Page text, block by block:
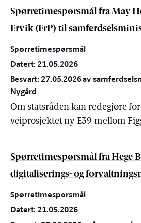
Spørretimespørsmål fra May
Ervik (FrP) til
Spørretimespørsmål
Datert: 21.05.2026
Besvart: 27.05.2026 av
Nygård
Om statsråden kan redegjøre
veiprosjektet ny E39 mellom
Spørretimespørsmål fra Hege
digitaliserings- og
Spørretimespørsmål
Datert: 21.05.2026